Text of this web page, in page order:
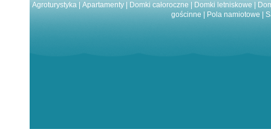
Agroturystyka
Apartamenty Domki całoroczne Domki letniskowe
gościnne
Pola namiotowe